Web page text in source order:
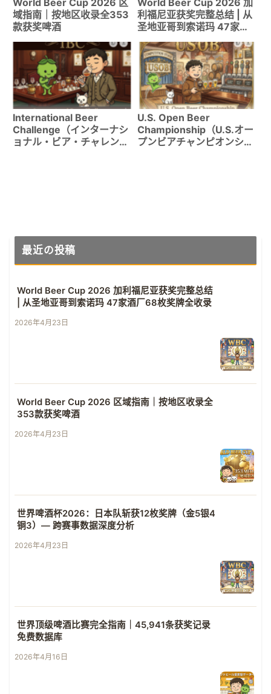
World Beer Cup 2026 区
域指南｜按地区收录全353
款获奖啤酒
World Beer Cup 2026 加
利福尼亚获奖完整总结 | 从
圣地亚哥到索诺玛 47家酒
厂68枚奖牌全收录
International Beer
Challenge（インターナシ
ョナル・ビア・チャレン
U.S. Open Beer
Championship（U.S.オー
プンビアチャンピオンシッ
最近の投稿
World Beer Cup 2026 加利福尼亚获奖完整总结
| 从圣地亚哥到索诺玛 47家酒厂68枚奖牌全收录
2026年4月23日
World Beer Cup 2026 区域指南｜按地区收录全
353款获奖啤酒
2026年4月23日
世界啤酒杯2026：日本队斩获12枚奖牌（金5银4
铜3）— 跨赛事数据深度分析
2026年4月23日
世界顶级啤酒比赛完全指南｜45,941条获奖记录
免费数据库
2026年4月16日